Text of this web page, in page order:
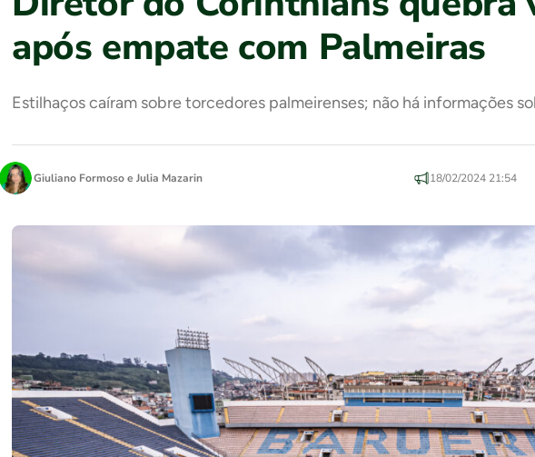
após empate com Palmeiras
Estilhaços caíram sobre torcedores palmeirenses; não há informações
Giuliano Formosoe Julia Mazarin 18/02/2024 21:54